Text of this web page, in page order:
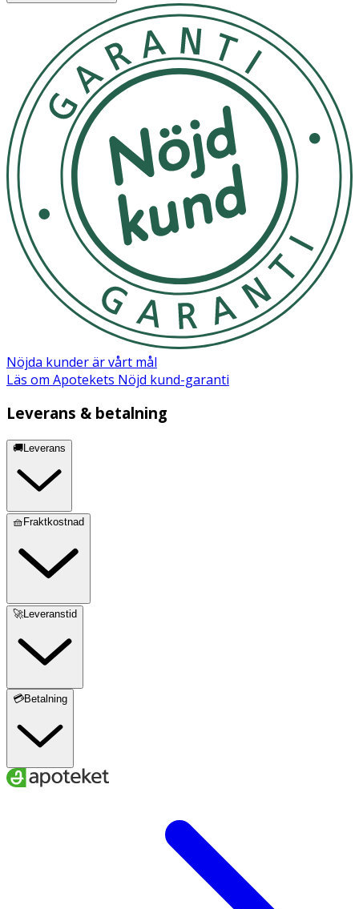
Nöjda kunder är vårt mål
Läs om Apotekets Nöjd kund-garanti
Leverans & betalning
🚚Leverans
🧺Fraktkostnad
🚀Leveranstid
💳Betalning